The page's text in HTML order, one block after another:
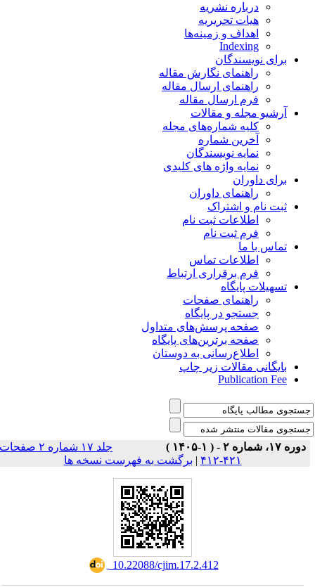
درباره نشریه
هیات تحریریه
اهداف و زمینه‌ها
Indexing
برای نویسندگان
راهنمای نگارش مقاله
راهنمای ارسال مقاله
فرم ارسال مقاله
آرشیو مجله و مقالات
کلیه شماره‌های مجله
آخرین شماره
نمایه نویسندگان
نمایه واژه های کلیدی
برای داوران
راهنمای داوران
ثبت نام و اشتراک
اطلاعات ثبت نام
فرم ثبت نام
تماس با ما
اطلاعات تماس
فرم برقراری ارتباط
تسهیلات پایگاه
راهنمای صفحات
جستجو در پایگاه
صفحه پرسش‌های متداول
صفحه برترین‌های پایگاه
اطلاع‌رسانی به دوستان
بایگانی مقالات زیر چاپ
Publication Fee
دوره ۱۷، شماره ۲ - ( ۱-۱۴۰۵ )
جلد ۱۷ شماره ۲ صفحات
۴۲۱-۴۱۲
|برگشت به فهرست نسخه ها
‎ 10.22088/cjim.17.2.412